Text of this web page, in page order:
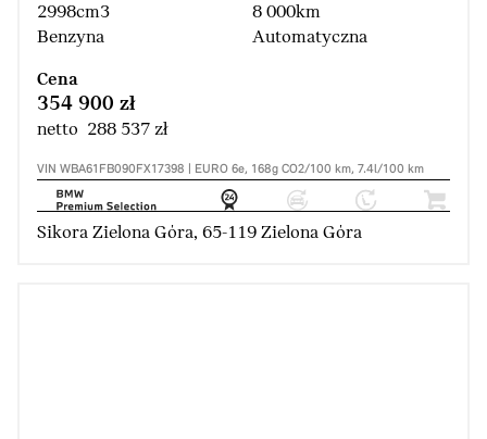
2998cm3
Benzyna
8 000km
Automatyczna
Cena
354 900 zł
netto 288 537 zł
VIN WBA61FB090FX17398 | EURO 6e, 168g CO2/100 km, 7.4l/100 km
Sikora Zielona Góra, 65-119 Zielona Góra